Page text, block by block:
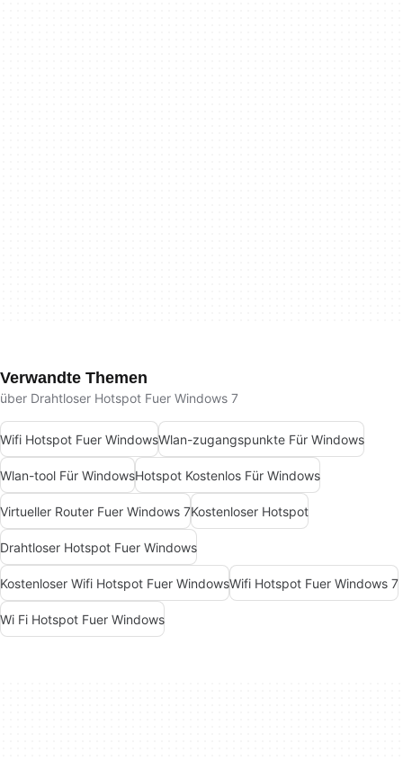
Verwandte Themen
über Drahtloser Hotspot Fuer Windows 7
Wifi Hotspot Fuer WindowsWlan-zugangspunkte Für Windows
Wlan-tool Für WindowsHotspot Kostenlos Für Windows
Virtueller Router Fuer Windows 7Kostenloser Hotspot
Drahtloser Hotspot Fuer Windows
Kostenloser Wifi Hotspot Fuer WindowsWifi Hotspot Fuer Windows 7
Wi Fi Hotspot Fuer Windows